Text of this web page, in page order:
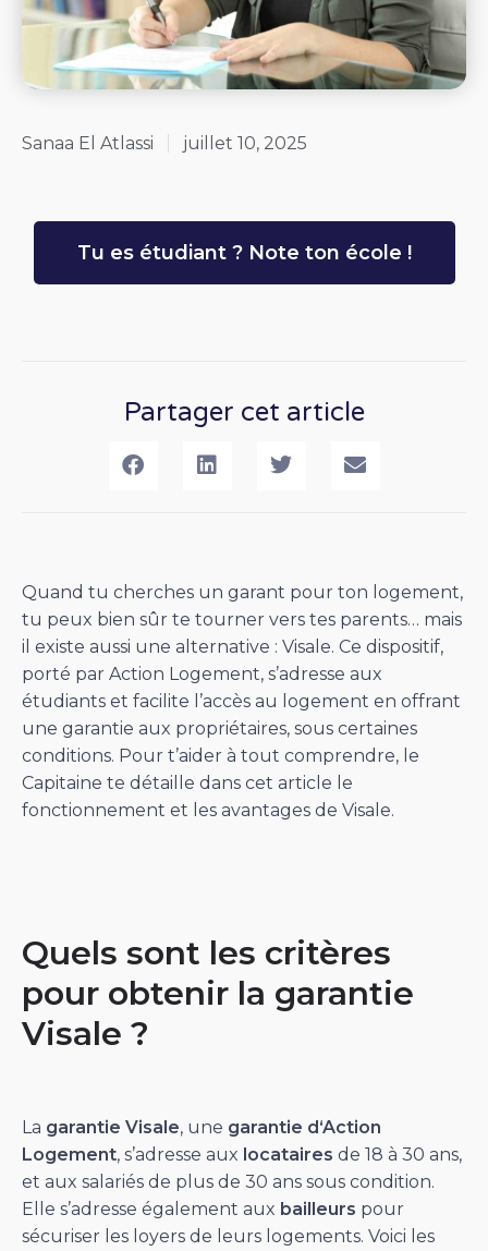
Sanaa El Atlassi juillet 10, 2025
Tu es étudiant ? Note ton école !
Partager cet article
Quand tu cherches un garant pour ton logement,
tu peux bien sûr te tourner vers tes parents… mais
il existe aussi une alternative : Visale. Ce dispositif,
porté par Action Logement, s’adresse aux
étudiants et facilite l’accès au logement en offrant
une garantie aux propriétaires, sous certaines
conditions. Pour t’aider à tout comprendre, le
Capitaine te détaille dans cet article le
fonctionnement et les avantages de Visale.
Quels sont les critères
pour obtenir la garantie
Visale ?
La garantie Visale, une garantie d‘Action
Logement, s’adresse aux locataires de 18 à 30 ans,
et aux salariés de plus de 30 ans sous condition.
Elle s’adresse également aux bailleurs pour
sécuriser les loyers de leurs logements. Voici les